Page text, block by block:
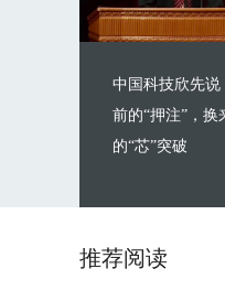
中国科技欣先说
前的“押注”，换
的“芯”突破
推荐阅读